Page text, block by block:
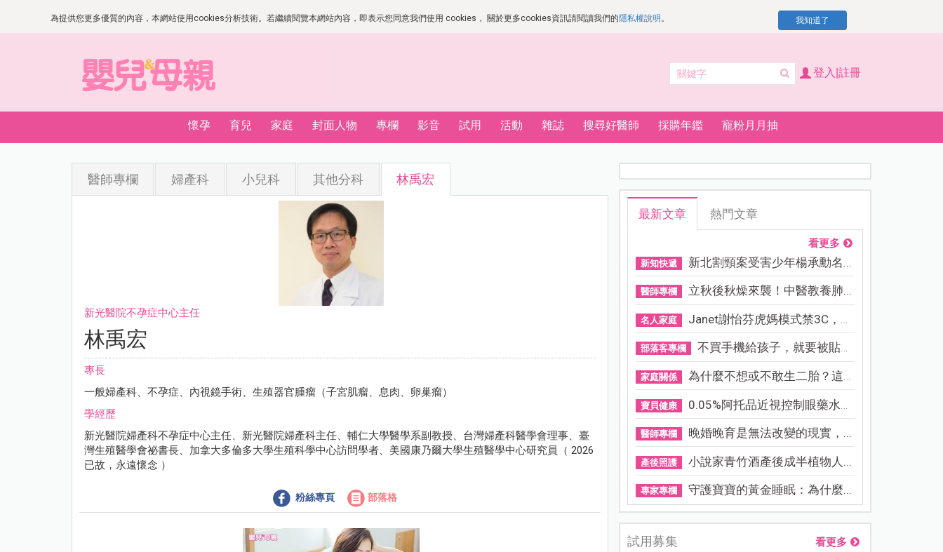
為提供您更多優質的內容，本網站使用cookies分析技術。若繼續閱覽本網站內容，即表示您同意我們使用 cookies， 關於更多cookies資訊請閱讀我們的隱私權說明 。 我知道了
登入|註冊
懷孕 育兒 家庭 封面人物 專欄 影音 試用 活動 雜誌 搜尋好醫師 採購年鑑 寵粉月月抽
醫師專欄 婦產科 小兒科 其他分科 林禹宏
新光醫院不孕症中心主任
林禹宏
專長
一般婦產科、不孕症、內視鏡手術、生殖器官腫瘤（子宮肌瘤、息肉、卵巢瘤）
學經歷
新光醫院婦產科不孕症中心主任、新光醫院婦產科主任、輔仁大學醫學系副教授、台灣婦產科醫學會理事、臺
灣生殖醫學會祕書長、加拿大多倫多大學生殖科學中心訪問學者、美國康乃爾大學生殖醫學中心研究員（ 2026
已故，永遠懷念 ）
粉絲專頁 部落格
最新文章 熱門文章
看更多
新知快遞 新北割頸案受害少年楊承勳名...
醫師專欄 立秋後秋燥來襲！中醫教養肺...
名人家庭 Janet謝怡芬虎媽模式禁3C，看...
部落客專欄 不買手機給孩子，就要被貼「...
家庭關係 為什麼不想或不敢生二胎？這8...
寶貝健康 0.05%阿托品近視控制眼藥水納...
醫師專欄 晚婚晚育是無法改變的現實，...
產後照護 小說家青竹酒產後成半植物人...
專家專欄 守護寶寶的黃金睡眠：為什麼...
試用募集 看更多